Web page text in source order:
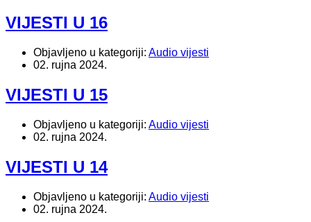
VIJESTI U 16
Objavljeno u kategoriji: Audio vijesti
02. rujna 2024.
VIJESTI U 15
Objavljeno u kategoriji: Audio vijesti
02. rujna 2024.
VIJESTI U 14
Objavljeno u kategoriji: Audio vijesti
02. rujna 2024.